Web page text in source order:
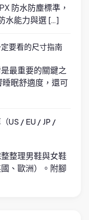
防水防塵標準，
水能力與選 […]
要看的尺寸指南
最重要的關鍵之
眠舒適度，還可
US / EU / JP /
整理男鞋與女鞋
、歐洲）。附腳